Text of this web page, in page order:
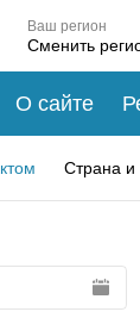
Ваш регион
О сайте
Страна